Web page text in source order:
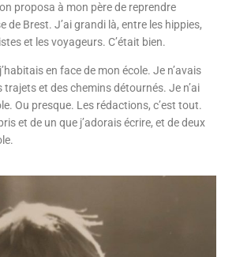
proposa à mon père de reprendre
de Brest. J’ai grandi là, entre les hippies,
et les voyageurs. C’était bien.
en face de mon école. Je n’avais
trajets et des chemins détournés. Je n’ai
Ou presque. Les rédactions, c’est tout.
et de un que j’adorais écrire, et de deux